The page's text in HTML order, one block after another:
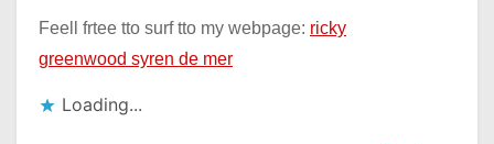
Feell frtee tto surf tto my webpage: ricky
greenwood syren de mer
Loading...